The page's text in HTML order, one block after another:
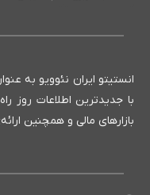
با جدیدترین اطلاعات روز
بازارهای مالی و همچنین